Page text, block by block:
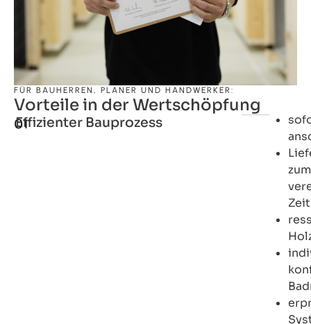
FÜR BAUHERREN, PLANER UND HANDWERKER:
Vorteile in der Wertschöpfung
01
Effizienter Bauprozess
zum